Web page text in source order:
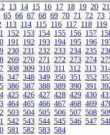
13 14 15 16 17 18 19 20 21
65 66 67 68 69 70 71 72 73
113 114 115 116 117 118 119
152 153 154 155 156 157
191 192 193 194 195 196
230 231 232 233 234 235
269 270 271 272 273 274
308 309 310 311 312 313
347 348 349 350 351 352
386 387 388 389 390 391
425 426 427 428 429 430
464 465 466 467 468 469
503 504 505 506 507 508
542 543 544 545 546 547
581 582 583 584